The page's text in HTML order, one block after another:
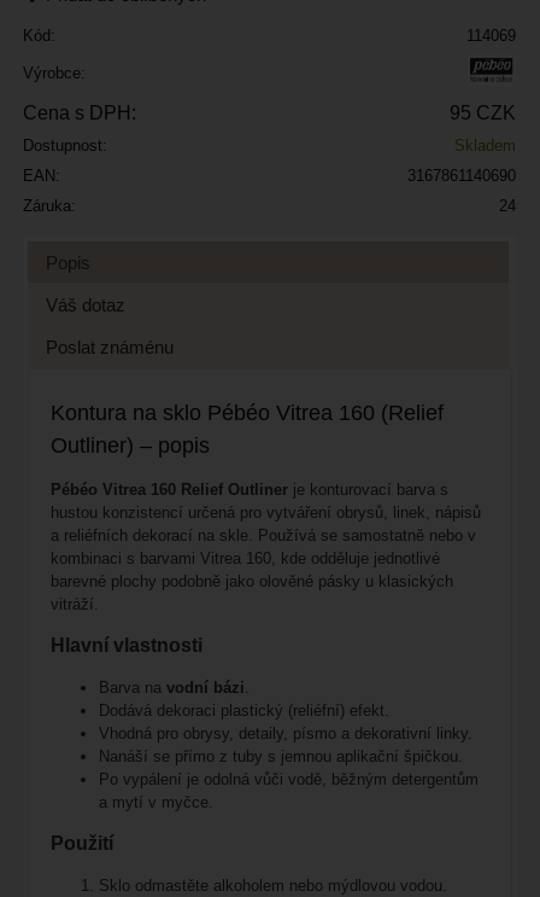
Kód: 114069
Výrobce:
Cena s DPH: 95 CZK
Dostupnost:
Skladem
EAN:
3167861140690
Záruka:
24
Popis
Váš dotaz
Poslat známénu
Kontura na sklo Pébéo Vitrea 160 (Relief
Outliner) – popis
Pébéo Vitrea 160 Relief Outlinerje konturovací barva s
hustou konzistencí určená pro vytváření obrysů, linek, nápisů
a reliéfních dekorací na skle. Používá se samostatně nebo v
kombinaci s barvami Vitrea 160, kde odděluje jednotlivé
barevné plochy podobně jako olověné pásky u klasických
vitráží.
Hlavní vlastnosti
Barva na vodní bázi.
Dodává dekoraci plastický (reliéfní) efekt.
Vhodná pro obrysy, detaily, písmo a dekorativní linky.
Nanáší se přímo z tuby s jemnou aplikační špičkou.
Po vypálení je odolná vůči vodě, běžným detergentům
a mytí v myčce.
Použití
Sklo odmastěte alkoholem nebo mýdlovou vodou.